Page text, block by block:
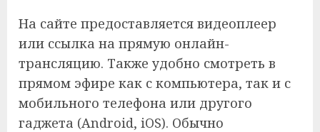
На сайте предоставляется видеоплеер
или ссылка на прямую онлайн-
трансляцию. Также удобно смотреть в
прямом эфире как с компьютера, так и с
мобильного телефона или другого
гаджета (Android, iOS). Обычно